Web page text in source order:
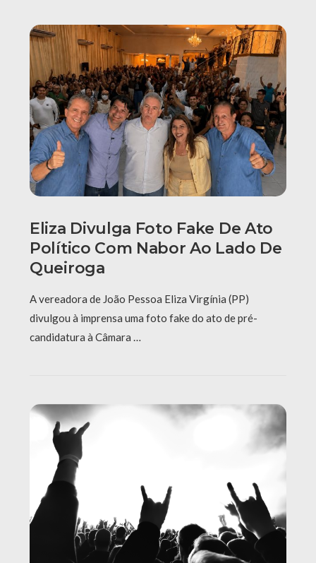
Eliza Divulga Foto Fake De Ato
Político Com Nabor Ao Lado De
Queiroga
A vereadora de João Pessoa Eliza Virgínia (PP)
divulgou à imprensa uma foto fake do ato de pré-
candidatura à Câmara …